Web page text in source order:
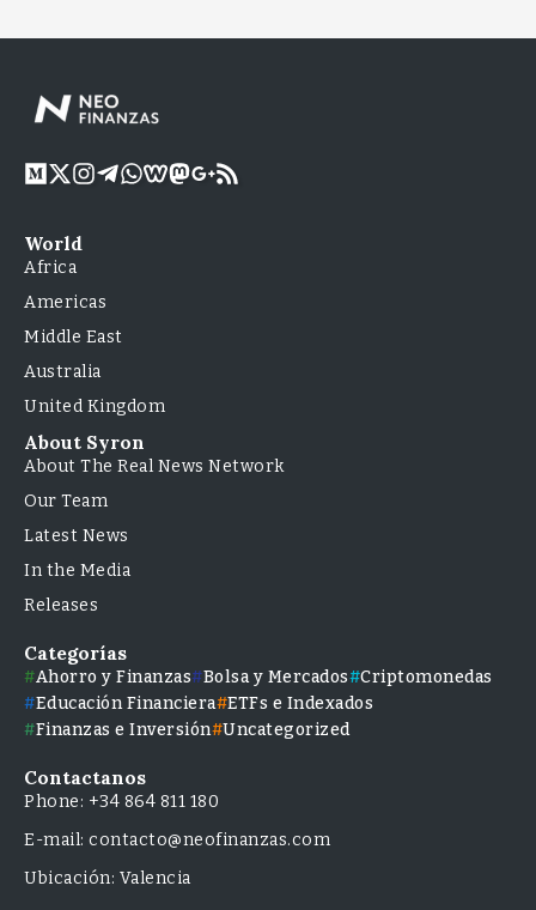
World
Africa
Americas
Middle East
Australia
United Kingdom
About Syron
About The Real News Network
Our Team
Latest News
In the Media
Releases
Categorías
Ahorro y Finanzas Bolsa y Mercados
Criptomonedas
Educación Financiera ETFs e Indexados
Finanzas e Inversión Uncategorized
Contactanos
Phone: +34 864 811 180
E-mail: contacto@neofinanzas.com
Ubicación: Valencia